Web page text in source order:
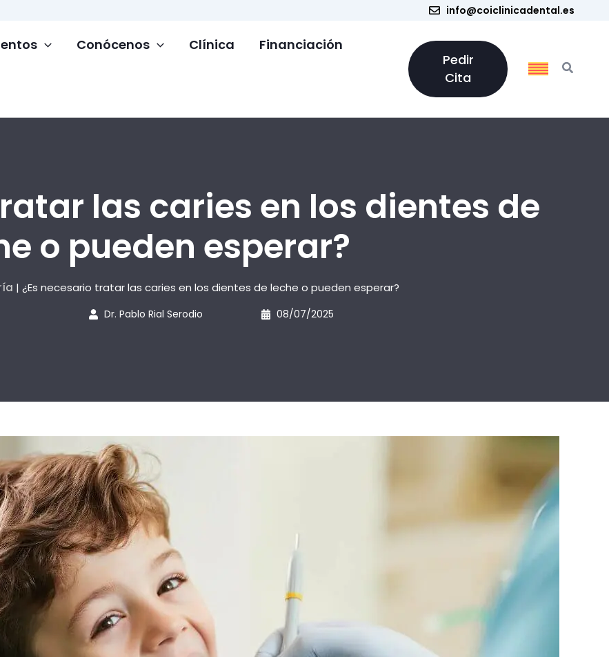
info@coiclinicadental.es
Conócenos Clínica Financiación
Pedir
Cita
las caries en los dientes de
o pueden esperar?
| ¿Es necesario tratar las caries en los dientes de leche o pueden esperar?
Dr. Pablo Rial Serodio 08/07/2025